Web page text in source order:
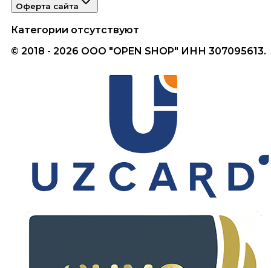
Оферта сайта
Категории отсутствуют
© 2018 - 2026 ООО "OPEN SHOP" ИНН 307095613.